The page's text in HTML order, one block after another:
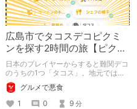
広島市でタコスデコピクミ
ンを探す2時間の旅【ピクミ
ンブルーム / Pikmin
Bloom】
日本のプレイヤーからすると難関デコ
のうちの1つ「タコス」。地元では見
つけられなかった男が広島で探す旅を
お送りします。ねくすと5月のテーマ
「お出かけの記録」。
グルメで悪食
1
0 9 分